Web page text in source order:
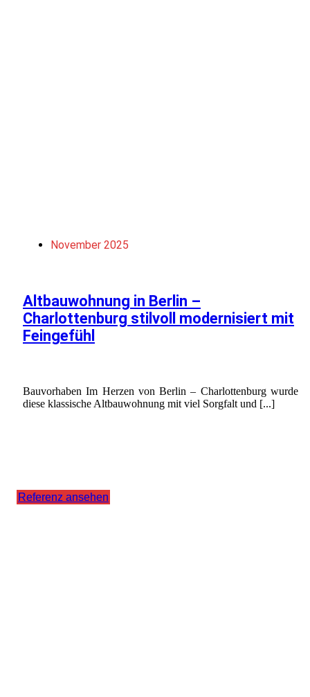
November 2025
Altbauwohnung in Berlin –
Charlottenburg stilvoll modernisiert mit
Feingefühl
Bauvorhaben Im Herzen von Berlin – Charlottenburg wurde
diese klassische Altbauwohnung mit viel Sorgfalt und [...]
Referenz ansehen